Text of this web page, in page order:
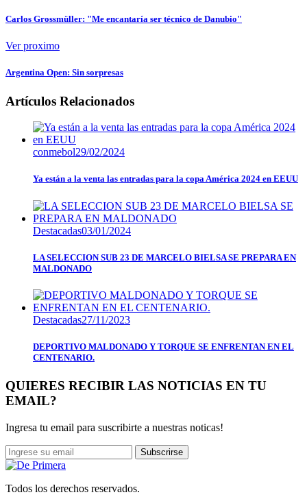
Carlos Grossmüller: "Me encantaría ser técnico de Danubio"
Ver proximo
Argentina Open: Sin sorpresas
Artículos Relacionados
conmebol29/02/2024
Ya están a la venta las entradas para la copa América 2024 en EEUU
Destacadas03/01/2024
LA SELECCION SUB 23 DE MARCELO BIELSA SE PREPARA EN
MALDONADO
Destacadas27/11/2023
DEPORTIVO MALDONADO Y TORQUE SE ENFRENTAN EN EL
CENTENARIO.
QUIERES RECIBIR LAS NOTICIAS EN TU
EMAIL?
Ingresa tu email para suscribirte a nuestras noticas!
Subscrirse
Todos los derechos reservados.